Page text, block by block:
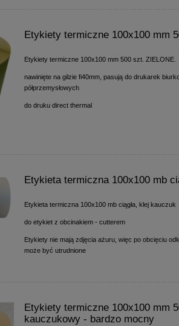
Etykiety termiczne 100x100 mm
Etykiety termiczne 100x100 mm 500 szt. ZIELONE.
nawinięte na gilzie fi40mm, pasują do drukarek
półprzemysłowych
do druku direct thermal
Etykieta termiczna 100x100 mb
Etykieta termiczna 100x100 mb ciągła, klej kauczuk
do etykiet z obcinakiem - cutterem
Etykiety nie mają zdjęcia ażuru, więc po obcięciu
może być utrudnione
Etykiety termiczne 100x100 mm
kauczukowy - bardzo mocny